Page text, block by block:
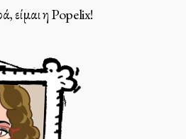
είμαι η Popelix!